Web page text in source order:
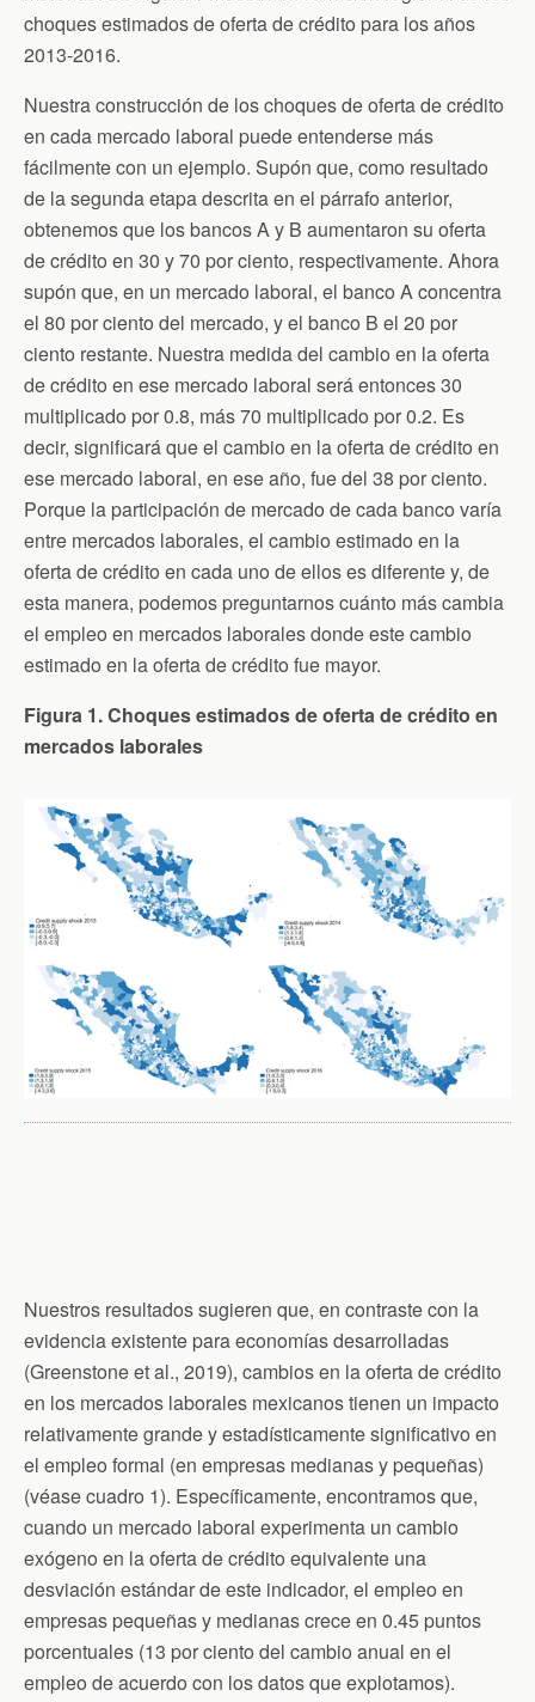
choques estimados de oferta de crédito para los años
2013-2016.
Nuestra construcción de los choques de oferta de crédito
en cada mercado laboral puede entenderse más
fácilmente con un ejemplo. Supón que, como resultado
de la segunda etapa descrita en el párrafo anterior,
obtenemos que los bancos A y B aumentaron su oferta
de crédito en 30 y 70 por ciento, respectivamente. Ahora
supón que, en un mercado laboral, el banco A concentra
el 80 por ciento del mercado, y el banco B el 20 por
ciento restante. Nuestra medida del cambio en la oferta
de crédito en ese mercado laboral será entonces 30
multiplicado por 0.8, más 70 multiplicado por 0.2. Es
decir, significará que el cambio en la oferta de crédito en
ese mercado laboral, en ese año, fue del 38 por ciento.
Porque la participación de mercado de cada banco varía
entre mercados laborales, el cambio estimado en la
oferta de crédito en cada uno de ellos es diferente y, de
esta manera, podemos preguntarnos cuánto más cambia
el empleo en mercados laborales donde este cambio
estimado en la oferta de crédito fue mayor.
Figura 1. Choques estimados de oferta de crédito en
mercados laborales
Nuestros resultados sugieren que, en contraste con la
evidencia existente para economías desarrolladas
(Greenstone et al., 2019), cambios en la oferta de crédito
en los mercados laborales mexicanos tienen un impacto
relativamente grande y estadísticamente significativo en
el empleo formal (en empresas medianas y pequeñas)
(véase cuadro 1). Específicamente, encontramos que,
cuando un mercado laboral experimenta un cambio
exógeno en la oferta de crédito equivalente una
desviación estándar de este indicador, el empleo en
empresas pequeñas y medianas crece en 0.45 puntos
porcentuales (13 por ciento del cambio anual en el
empleo de acuerdo con los datos que explotamos).